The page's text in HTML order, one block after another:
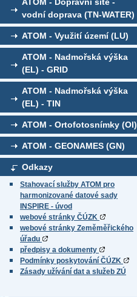
vodní doprava (TN-WATER)
ATOM - Využití území (LU)
ATOM - Nadmořská výška
(EL) - GRID
ATOM - Nadmořská výška
(EL) - TIN
ATOM - Ortofotosnímky (OI)
ATOM - GEONAMES (GN)
Odkazy
Stahovací služby ATOM pro
harmonizované datové sady
INSPIRE - úvod
webové stránky ČÚZK
webové stránky Zeměměřického
úřadu
předpisy a dokumenty
Podmínky poskytování ČÚZK
Zásady užívání dat a služeb ZÚ